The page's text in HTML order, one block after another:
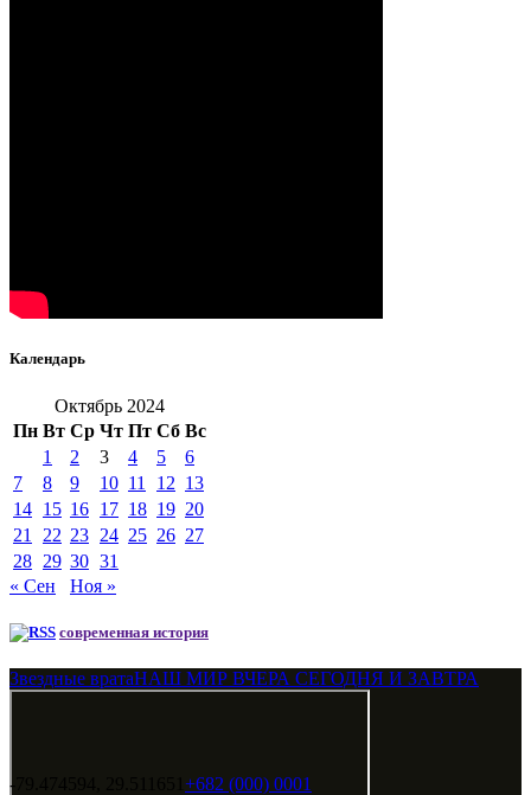
Календарь
Октябрь 2024
Пн Вт Ср Чт Пт Сб Вс
1
2 3 4 5
6
7
8 9 10 11 12 13
14 15 16 17 18 19 20
21
22 23 24 25 26 27
28 29 30 31
« Сен
Ноя »
современная история
Звездные вратаНАШ МИР ВЧЕРА СЕГОДНЯ И ЗАВТРА
-79.474594, 29.511651 +682 (000) 0001